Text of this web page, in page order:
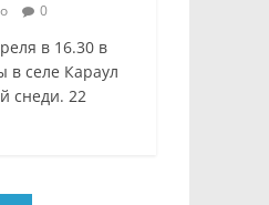
0
в 16.30 в
в селе Караул
снеди. 22